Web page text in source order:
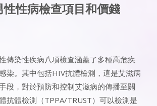
性病檢查項目和價錢​​
傳染性疾病八項檢查涵蓋了多種高危疾
染。其中包括HIV抗體檢測，這是艾滋病
段，對於預防和控制艾滋病的傳播至關
抗體檢測（TPPA/TRUST）可以檢測是